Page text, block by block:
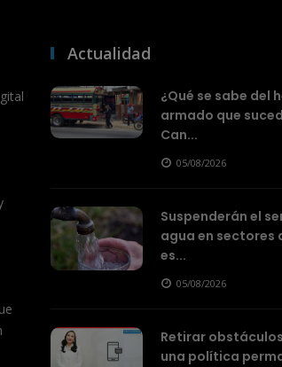
Actualidad
¿Qué se sabe del
armado que
Can...
05/08/2026
Suspenderán el
agua en sectores
es...
05/08/2026
Retirar
una política